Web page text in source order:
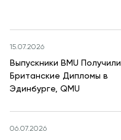
15.07.2026
Выпускники BMU Получили
Британские Дипломы в
Эдинбурге, QMU
06.07.2026